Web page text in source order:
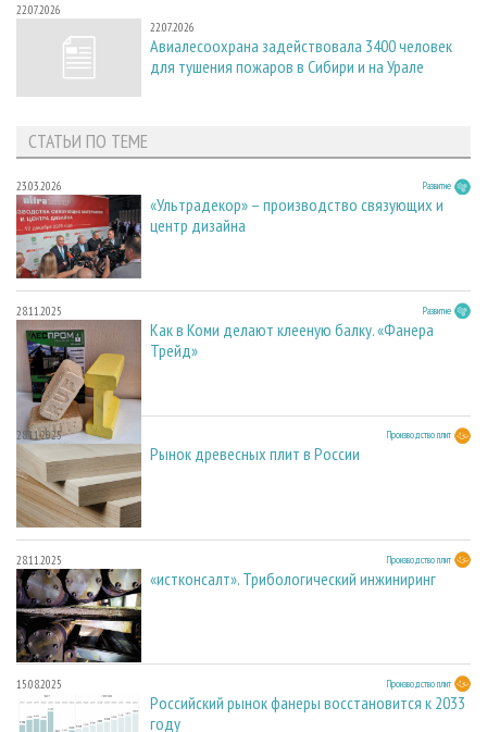
22.07.2026
22.07.2026
Авиалесоохрана задействовала 3400 человек
для тушения пожаров в Сибири и на Урале
СТАТЬИ ПО ТЕМЕ
23.03.2026 Развитие
«Ультрадекор» – производство связующих и
центр дизайна
28.11.2025 Развитие
Как в Коми делают клееную балку. «Фанера
Трейд»
28.11.2025 Производство плит
Рынок древесных плит в России
28.11.2025 Производство плит
«истконсалт». Трибологический инжиниринг
15.08.2025 Производство плит
Российский рынок фанеры восстановится к 2033
году